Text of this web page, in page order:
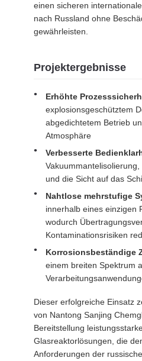
einen sicheren
nach Russland ohne
gewährleisten.
Projektergebnisse
Erhöhte
explosionsgeschütztem
abgedichtetem Betrieb
Atmosphäre
Verbesserte
und die Sicht auf das
Nahtlose mehrstufige
innerhalb eines einzigen
wodurch
Kontaminationsrisiken
Korrosionsbeständige
einem breiten Spektrum
Dieser erfolgreiche Einsatz
von Nantong Sanjing
Bereitstellung
Glasreaktorlösungen, die
Anforderungen der